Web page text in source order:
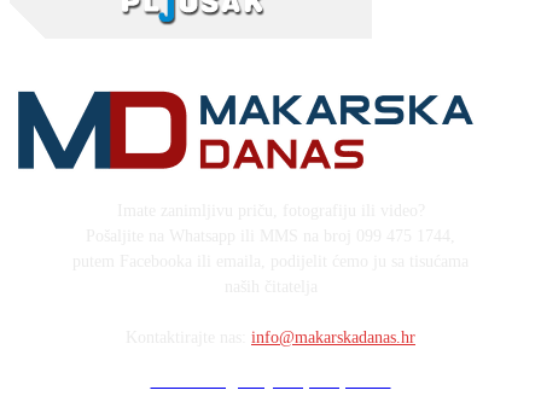
info@makarskadanas.hr